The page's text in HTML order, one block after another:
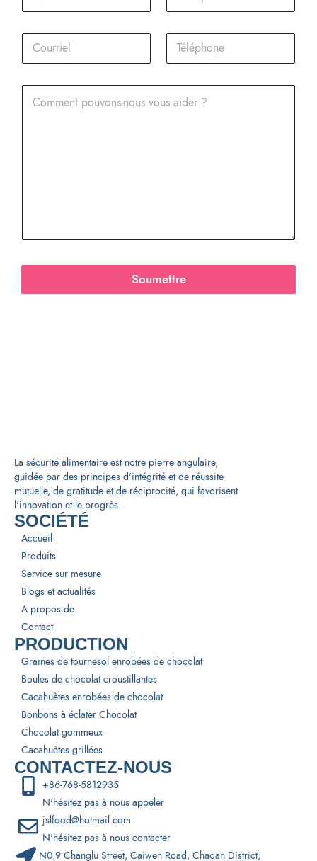
Soumettre
La sécurité alimentaire est notre pierre angulaire,
guidée par des principes d'intégrité et de réussite
mutuelle, de gratitude et de réciprocité, qui favorisent
l'innovation et le progrès.
SOCIÉTÉ
Accueil
Produits
Service sur mesure
Blogs et actualités
A propos de
Contact
PRODUCTION
Graines de tournesol enrobées de chocolat
Boules de chocolat croustillantes
Cacahuètes enrobées de chocolat
Bonbons à éclater Chocolat
Chocolat gommeux
Cacahuètes grillées
CONTACTEZ-NOUS
+86-768-5812935
N'hésitez pas à nous appeler
jslfood@hotmail.com
N'hésitez pas à nous contacter
N0.9 Changlu Street, Caiwen Road, Chaoan District,